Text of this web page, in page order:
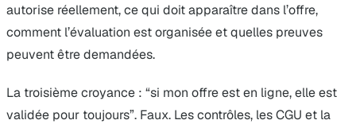
autorise réellement, ce qui doit apparaître dans l’offre,
comment l’évaluation est organisée et quelles preuves
peuvent être demandées.
La troisième croyance : “si mon offre est en ligne, elle est
validée pour toujours”. Faux. Les contrôles, les CGU et la